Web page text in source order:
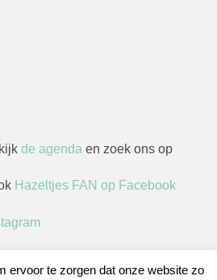
de agenda en zoek ons op
Hazeltjes FAN op Facebook
ervoor te zorgen dat onze website zo